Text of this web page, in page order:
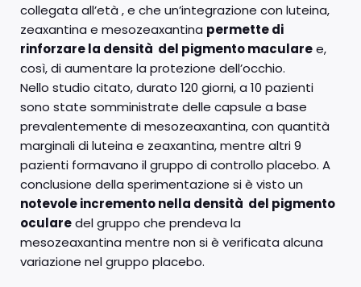
collegata all’età , e che un’integrazione con luteina,
zeaxantina e mesozeaxantina permette di
rinforzare la densità del pigmento macularee,
così, di aumentare la protezione dell’occhio.
Nello studio citato, durato 120 giorni, a 10 pazienti
sono state somministrate delle capsule a base
prevalentemente di mesozeaxantina, con quantità
marginali di luteina e zeaxantina, mentre altri 9
pazienti formavano il gruppo di controllo placebo. A
conclusione della sperimentazione si è visto un
notevole incremento nella densità del pigmento
ocularedel gruppo che prendeva la
mesozeaxantina mentre non si è verificata alcuna
variazione nel gruppo placebo.